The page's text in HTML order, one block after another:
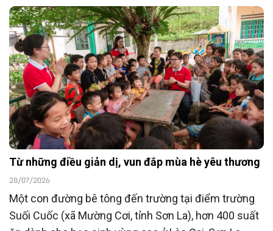
23/7/2026, Ngân hàng TMCP Đông Nam Á
(SeABank) đã ủng hộ 15 tỷ đồng góp phần chăm lo
người có công với cách mạng hướng tới kỷ niệm 80
năm Ngày Thương binh - Liệt sĩ (27/7/1947 -
27/7/2027).
Từ những điều giản dị, vun đắp mùa hè yêu thương
28/07/2026
Một con đường bê tông đến trường tại điểm trường
Suối Cuốc (xã Mường Cơi, tỉnh Sơn La), hơn 400 suất